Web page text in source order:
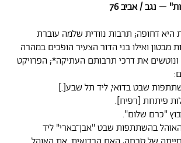
– נגב / אביב 76
היא דחופה; תרבות נוודית שלמה עוברת
מבטון ואילו בני הדור הצעיר הופכים במהרה
ונוטשים את דרכי תרבותם העתיקה*; הפרויקט
שבט בדואי, ליד תל שבע[.]
פיתחת [רפיח].
"כרם שלום".
את האוהל בהשתתפות שבט "אבן־בארי" ליד